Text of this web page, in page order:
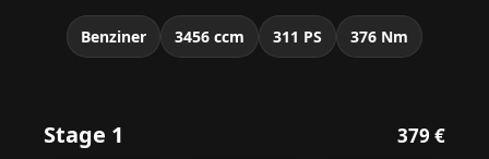
Benziner 3456 ccm 311 PS 376 Nm
Stage 1 379 €